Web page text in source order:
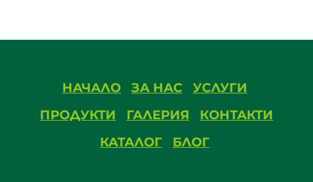
НАЧАЛО ЗА НАС
УСЛУГИ
ПРОДУКТИ
ГАЛЕРИЯ
КОНТАКТИ
КАТАЛОГ
БЛОГ